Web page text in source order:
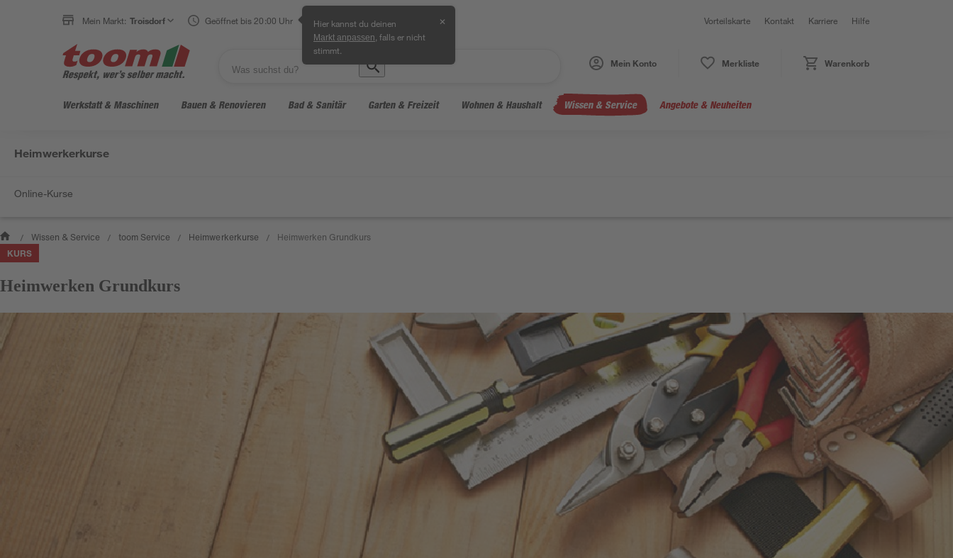
Mein Markt: Troisdorf Geöffnet bis 20:00 Uhr Hier kannst du deinen
Markt anpassen , falls er nicht
stimmt.
✕ Vorteilskarte Kontakt Karriere Hilfe
Mein Konto Merkliste Warenkorb
Werkstatt & Maschinen Bauen & Renovieren Bad & Sanitär Garten & Freizeit Wohnen & Haushalt Wissen & Service Angebote & Neuheiten
Heimwerkerkurse
Online-Kurse
/ Wissen & Service / toom Service / Heimwerkerkurse / Heimwerken Grundkurs
KURS
Heimwerken Grundkurs